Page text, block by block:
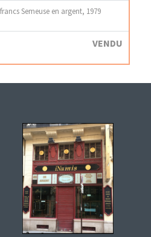
Semeuse en argent, 1979
VENDU